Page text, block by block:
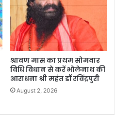
श्रावण मास का प्रथम सोमवार
विधि विधान से करें भोलेनाथ की
आराधना श्री महंत डॉ रविंद्रपुरी
August 2, 2026